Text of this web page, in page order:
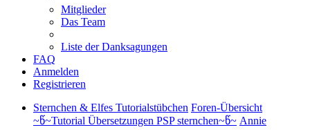
Mitglieder
Das Team
Liste der Danksagungen
FAQ
Anmelden
Registrieren
Sternchen & Elfes Tutorialstübchen Foren-Übersicht
~წ~Tutorial Übersetzungen PSP sternchen~წ~ Annie